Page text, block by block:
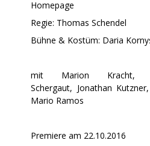
Homepage
Regie: Thomas Schendel
Bühne & Kostüm: Daria
mit Marion Kracht,
Schergaut, Jonathan Kutzner,
Mario Ramos
Premiere am 22.10.2016